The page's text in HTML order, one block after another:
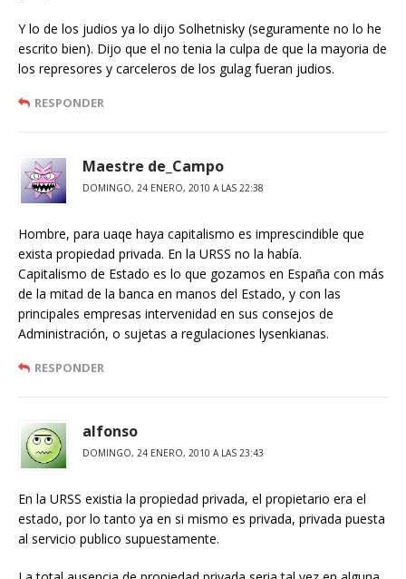
Y lo de los judios ya lo dijo Solhetnisky (seguramente no lo he
escrito bien). Dijo que el no tenia la culpa de que la mayoria de
los represores y carceleros de los gulag fueran judios.
RESPONDER
Maestre de_Campo
DOMINGO, 24 ENERO, 2010 A LAS 22:38
Hombre, para uaqe haya capitalismo es imprescindible que
exista propiedad privada. En la URSS no la había.
Capitalismo de Estado es lo que gozamos en España con más
de la mitad de la banca en manos del Estado, y con las
principales empresas intervenidad en sus consejos de
Administración, o sujetas a regulaciones lysenkianas.
RESPONDER
alfonso
DOMINGO, 24 ENERO, 2010 A LAS 23:43
En la URSS existia la propiedad privada, el propietario era el
estado, por lo tanto ya en si mismo es privada, privada puesta
al servicio publico supuestamente.